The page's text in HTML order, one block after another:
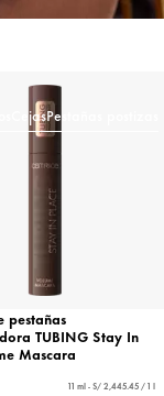
CejasPestañas postizas
pestañas
TUBING Stay In
Mascara
11 ml - S/ 2,445.45 / 1 l